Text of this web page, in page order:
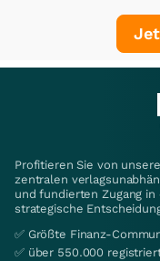
Profitieren Sie von
zentralen
und fundierten Zugang
strategische
✅ Größte Finanz-
✅ über 550.000